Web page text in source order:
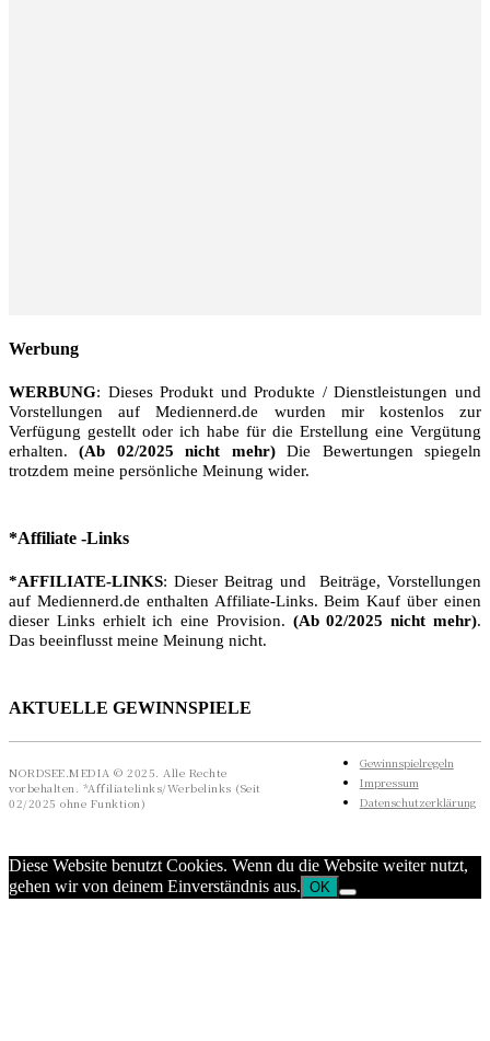
Werbung
WERBUNG: Dieses Produkt und Produkte / Dienstleistungen und
Vorstellungen auf Mediennerd.de wurden mir kostenlos zur
Verfügung gestellt oder ich habe für die Erstellung eine Vergütung
erhalten.(Ab 02/2025 nicht mehr)Die Bewertungen spiegeln
trotzdem meine persönliche Meinung wider.
*Affiliate -Links
*AFFILIATE-LINKS: Dieser Beitrag und Beiträge, Vorstellungen
auf Mediennerd.de enthalten Affiliate-Links. Beim Kauf über einen
dieser Links erhielt ich eine Provision. (Ab 02/2025 nicht mehr).
Das beeinflusst meine Meinung nicht.
AKTUELLE GEWINNSPIELE
NORDSEE.MEDIA © 2025. Alle Rechte
vorbehalten. *Affiliatelinks/Werbelinks (Seit
02/2025 ohne Funktion)
Gewinnspielregeln
Impressum
Datenschutzerklärung
Diese Website benutzt Cookies. Wenn du die Website weiter nutzt,
gehen wir von deinem Einverständnis aus. OK